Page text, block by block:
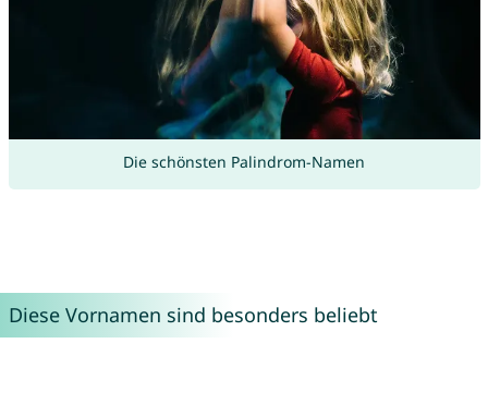
Die schönsten Palindrom-Namen
Diese Vornamen sind besonders beliebt